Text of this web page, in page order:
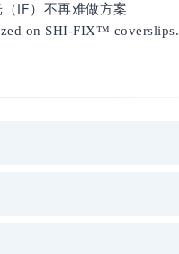
on SHI-FIX™ coverslips.